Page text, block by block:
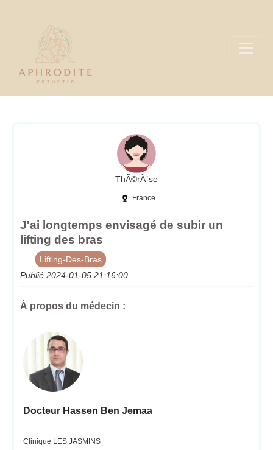
ThÃ©rÃ¨se
France
J'ai longtemps envisagé de subir un
lifting des bras
Lifting-Des-Bras
Publié 2024-01-05 21:16:00
À propos du médecin :
Docteur Hassen Ben Jemaa
Clinique LES JASMINS